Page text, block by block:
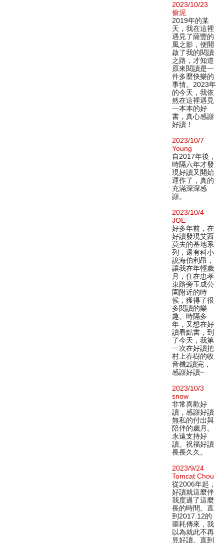
2023/10/23
偷泥
2019年的某
天，我在這裡
遇見了薩豐的
風之影，便開
啟了我的閱讀
之路，才知道
原來閱讀是一
件多麼快樂的
事情。2023年
的今天，我依
然在這裡遇見
一本本的好
書，真心感謝
好讀！
2023/10/7
Young
自2017年後，
時隔六年才發
現好讀又開始
運作了，真的
充滿深深感
謝。
2023/10/4
JOE
好多年前，在
好讀發現艾西
莫夫的基地系
列，還有科小
說海伯利昂，
讓我在年輕歲
月，住在忠孝
東路旁玉成公
園附近的時
候，獲得了很
多閱讀的樂
趣。時隔多
年，又想在好
讀看點書，到
了今天，我第
一次在好讀把
村上春樹的收
音機2讀完，
感謝好讀~
2023/10/3
snow
非常喜歡好
讀，感謝好讀
無私的付出與
陪伴的歲月。
永遠支持好
讀。祝福好讀
長長久久。
2023/9/24
Tomcat Chou
從2006年起，
好讀就這麼伴
我度過了這麼
長的時間。直
到2017.12的
噩耗傳來，我
以為就此不再
見好讀。直到